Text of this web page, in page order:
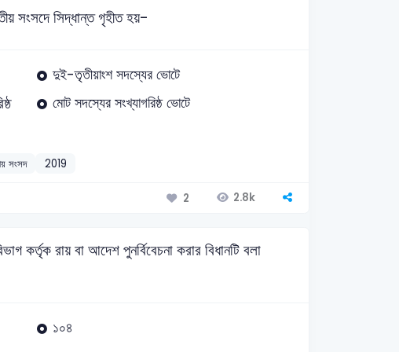
সংসদে সিদ্ধান্ত গৃহীত হয়-
দুই-তৃতীয়াংশ সদস্যের ভোটে
মোট সদস্যের সংখ্যাগরিষ্ঠ ভোটে
সংসদ 2019
2 2.8k
কর্তৃক রায় বা আদেশ পুনর্বিবেচনা করার বিধানটি বলা
১০৪